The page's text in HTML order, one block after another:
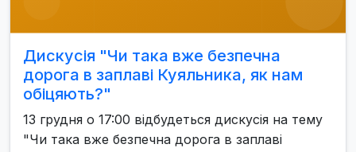
Дискусія "Чи така вже безпечна
дорога в заплаві Куяльника, як нам
обіцяють?"
13 грудня о 17:00 відбудеться дискусія на тему
"Чи така вже безпечна дорога в заплаві